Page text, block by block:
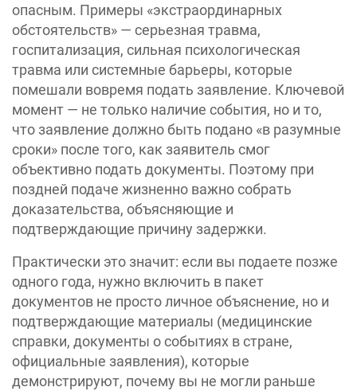
опасным. Примеры «экстраординарных
обстоятельств» — серьезная травма,
госпитализация, сильная психологическая
травма или системные барьеры, которые
помешали вовремя подать заявление. Ключевой
момент — не только наличие события, но и то,
что заявление должно быть подано «в разумные
сроки» после того, как заявитель смог
объективно подать документы. Поэтому при
поздней подаче жизненно важно собрать
доказательства, объясняющие и
подтверждающие причину задержки.
Практически это значит: если вы подаете позже
одного года, нужно включить в пакет
документов не просто личное объяснение, но и
подтверждающие материалы (медицинские
справки, документы о событиях в стране,
официальные заявления), которые
демонстрируют, почему вы не могли раньше